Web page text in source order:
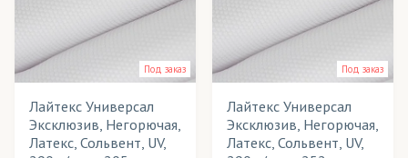
Под заказ
Лайтекс Универсал
Эксклюзив, Негорючая,
Латекс, Сольвент, UV,
Под заказ
Лайтекс Универсал
Эксклюзив, Негорючая,
Латекс, Сольвент, UV,